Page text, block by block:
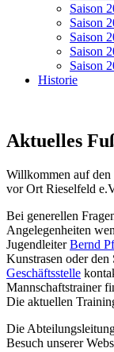
Saison
Saison
Saison
Saison
Saison
Historie
Aktuelles
Willkommen auf den
vor Ort Rieselfeld
Bei generellen
Angelegenheiten
JugendleiterBernd
Kunstrasen oder
Geschäftsstelle
Mannschaftstrainer
Die aktuellen
Die
Besuch unserer